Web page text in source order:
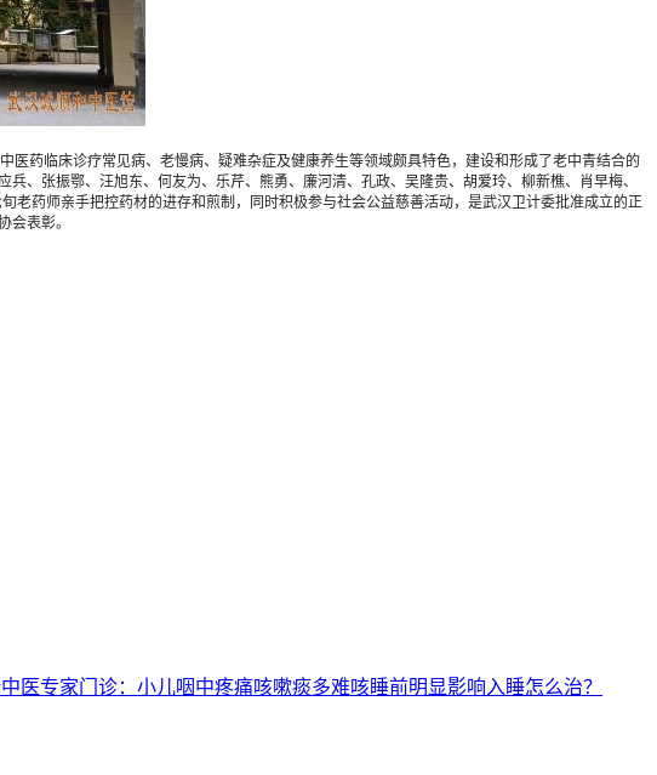
药临床诊疗常见病、老慢病、疑难杂症及健康养生等领域颇具特色，建设和形成了老中青结合的
、张振鄂、汪旭东、何友为、乐芹、熊勇、廉河清、孔政、吴隆贵、胡爱玲、柳新樵、肖早梅、
药师亲手把控药材的进存和煎制，同时积极参与社会公益慈善活动，是武汉卫计委批准成立的正
会表彰。
医专家门诊：小儿咽中疼痛咳嗽痰多难咳睡前明显影响入睡怎么治？